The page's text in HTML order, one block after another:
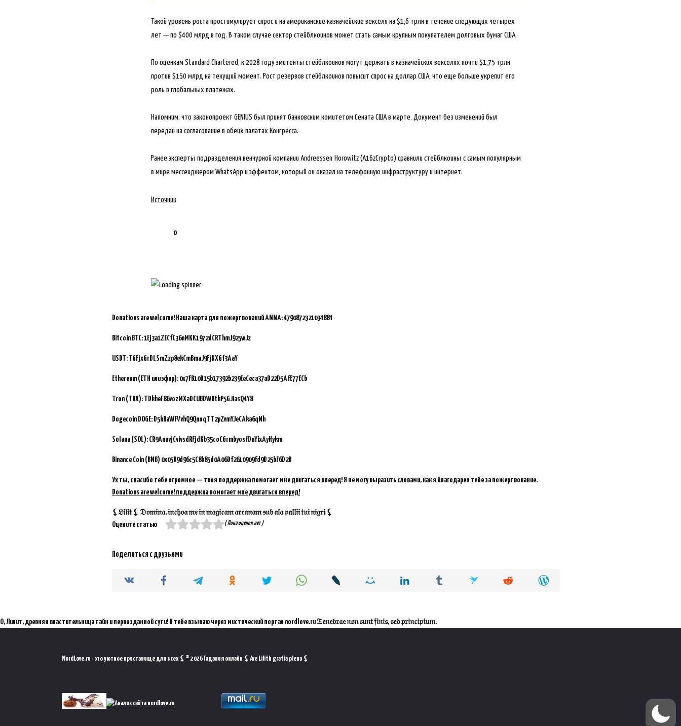
Такой уровень роста простимулирует спрос и на американские казначейские векселя на $1,6 трлн в течение следующих четырех
лет — по $400 млрд в год. В таком случае сектор стейблкоинов может стать самым крупным покупателем долговых бумаг США.
По оценкам Standard Chartered, к 2028 году эмитенты стейблкоинов могут держать в казначейских векселях почти $1,75 трлн
против $150 млрд на текущий момент. Рост резервов стейблкоинов повысит спрос на доллар США, что еще больше укрепит его
роль в глобальных платежах.
Напомним, что законопроект GENIUS был принят банковским комитетом Сената США в марте. Документ без изменений был
передан на согласование в обеих палатах Конгресса.
Ранее эксперты подразделения венчурной компании Andreessen Horowitz (A16zCrypto) сравнили стейблкоины с самым популярным
в мире мессенджером WhatsApp и эффектом, который он оказал на телефонную инфраструктуру и интернет.
Источник
0
Donations are welcome! Наша карта для пожертвований ANNA:4790872321034884
Bitcoin BTC:1Ej3a1ZECfC36nMKK1972dCRThmJ925wJz
USDT: TGFjxGrDLSmZzp8ekCmBmaJ9FjKXGf3AaY
Ethereum (ETH или эфир): 0x7FB10D15b17392b239EeCeca37aD22D5AfE77ECb
Tron (TRX): TDkheF86vozMXaDCUBDWBthP5GJiasQ4Y8
Dogecoin DOGE: D5kRaWFVvhQ9QnoqTT2pZvmYJeCAka6qNh
Solana (SOL): CR9AnuvjCvivsdRFjdKb35coCGrmbyosfDnYixAyHykm
Binance Coin (BNB) 0x05B9d96c5C8b85d0A06Df2610909fd9D25bF6D2D
Ух ты, спасибо тебе огромное — твоя поддержка помогает мне двигаться вперед! Я не могу выразить словами, как я благодарен тебе за пожертвование.
Donations are welcome! поддержка помогает мне двигаться вперед!
⚸𝔏𝔦𝔩𝔦𝔱 ⚸ 𝔇𝔬𝔪𝔦𝔫𝔞, 𝔦𝔫𝔠𝔥𝔬𝔞 𝔪𝔢 𝔦𝔫 𝔪𝔞𝔤𝔦𝔠𝔞𝔪 𝔞𝔯𝔠𝔞𝔫𝔞𝔪 𝔰𝔲𝔟 𝔞𝔩𝔞 𝔭𝔞𝔩𝔩𝔦𝔦 𝔱𝔲𝔦 𝔫𝔦𝔤𝔯𝔦 ⚸
Оцените статью
( Пока оценок нет )
Поделиться с друзьями
NordLove.ru - это уютное пристанище для всех ⚸ © 2026 Гадания онлайн ⚸ Ave Lilith gratia plena ⚸
О, Лилит, древняя властительница тайн и первозданной сути! К тебе взываю через мистический портал nordlove.ru 𝔗𝔢𝔫𝔢𝔟𝔯𝔞𝔢 𝔫𝔬𝔫 𝔰𝔲𝔫𝔱 𝔣𝔦𝔫𝔦𝔰, 𝔰𝔢𝔡 𝔭𝔯𝔦𝔫𝔠𝔦𝔭𝔦𝔲𝔪.